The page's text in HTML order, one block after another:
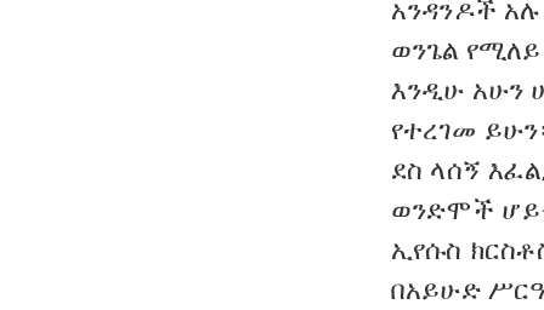
አንዳንዶች
ወንጌል
እንዲሁ አሁን
የተረገመ
ደስ ላሰኝ
ወንድሞች
ኢየሱስ
በአይሁድ